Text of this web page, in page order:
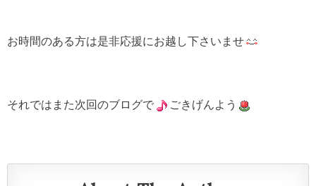
お時間のある方は是非応援にお越し下さいませ
それではまた次回のブログで ごきげんよう